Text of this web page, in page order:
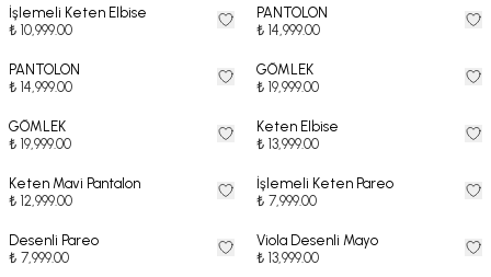
İşlemeli Keten Elbise
₺ 10,999.00
PANTOLON
₺ 14,999.00
PANTOLON
₺ 14,999.00
GÖMLEK
₺ 19,999.00
GÖMLEK
₺ 19,999.00
Keten Elbise
₺ 13,999.00
Keten Mavi Pantalon
₺ 12,999.00
İşlemeli Keten Pareo
₺ 7,999.00
Desenli Pareo
₺ 7,999.00
Viola Desenli Mayo
₺ 13,999.00